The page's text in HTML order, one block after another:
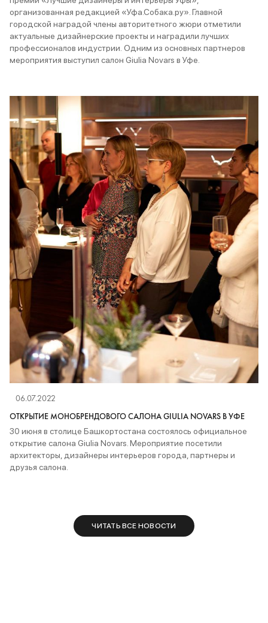
организованная редакцией «Уфа.Собака.ру». Главной
городской наградой члены авторитетного жюри отметили
актуальные дизайнерские проекты и наградили лучших
профессионалов индустрии. Одним из основных партнеров
мероприятия выступил салон Giulia Novars в Уфе.
06.07.2022
ОТКРЫТИЕ МОНОБРЕНДОВОГО САЛОНА GIULIA NOVARS В УФЕ
30 июня в столице Башкортостана состоялось официальное
открытие салона Giulia Novars. Мероприятие посетили
архитекторы, дизайнеры интерьеров города, партнеры и
друзья салона.
ЧИТАТЬ ВСЕ НОВОСТИ